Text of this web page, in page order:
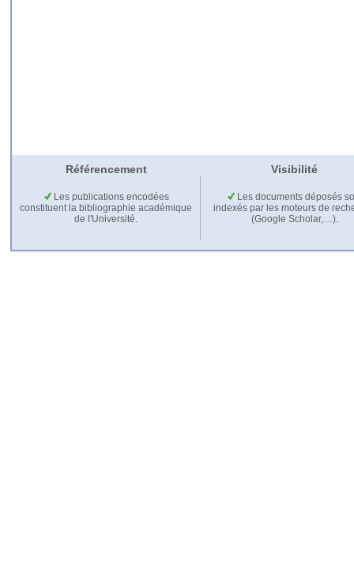
Référencement Visibilité
Les publications encodées
constituent la bibliographie académique
de l'Université.
Les documents déposés
indexés par les moteurs de
(Google Scholar,…).